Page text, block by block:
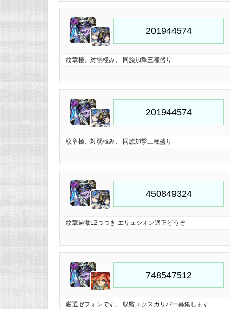
紋章極、対弱極み、 同族加撃三種盛り
紋章極、対弱極み、 同族加撃三種盛り
紋章過激L2つつき エリュシオン適正どうぞ
厳選ゼフォンです。 収監エクスカリバー募集します